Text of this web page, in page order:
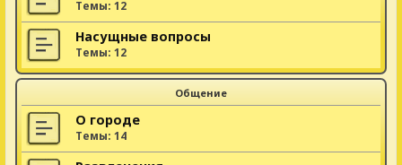
Темы: 12
Насущные вопросы
Темы: 12
Общение
О городе
Темы: 14